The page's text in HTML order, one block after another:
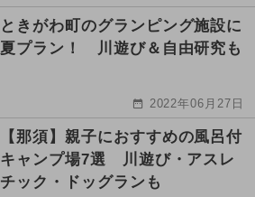
ときがわ町のグランピング施設に
夏プラン！ 川遊び＆自由研究も
2022年06月27日
【那須】親子におすすめの風呂付
キャンプ場7選 川遊び・アスレ
チック・ドッグランも